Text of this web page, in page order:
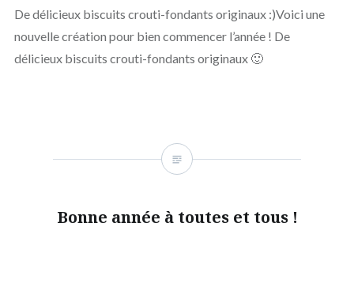
De délicieux biscuits crouti-fondants originaux :)Voici une
nouvelle création pour bien commencer l’année ! De
délicieux biscuits crouti-fondants originaux 🙂
Bonne année à toutes et tous !